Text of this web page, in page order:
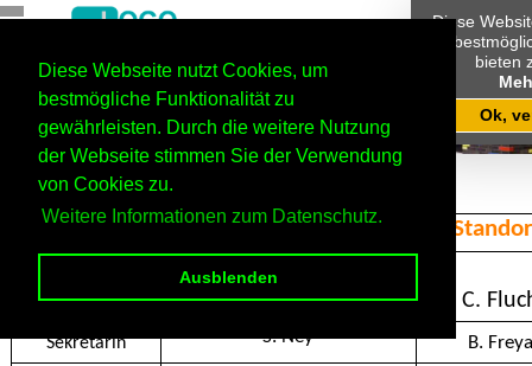
Diese Webseite nutzt Cookies, um
bestmögliche Funktionalität zu
gewährleisten. Durch die weitere Nutzung
der Webseite stimmen Sie der Verwendung
von Cookies zu.
Weitere Informationen zum Datenschutz.
Ausblenden
Home Kontakt
Standort Jülich
Schulleitung J. Gisbertz-KünsterundC.
Sekretärin S. Ney B.
Diese
um
bieten
Ok,